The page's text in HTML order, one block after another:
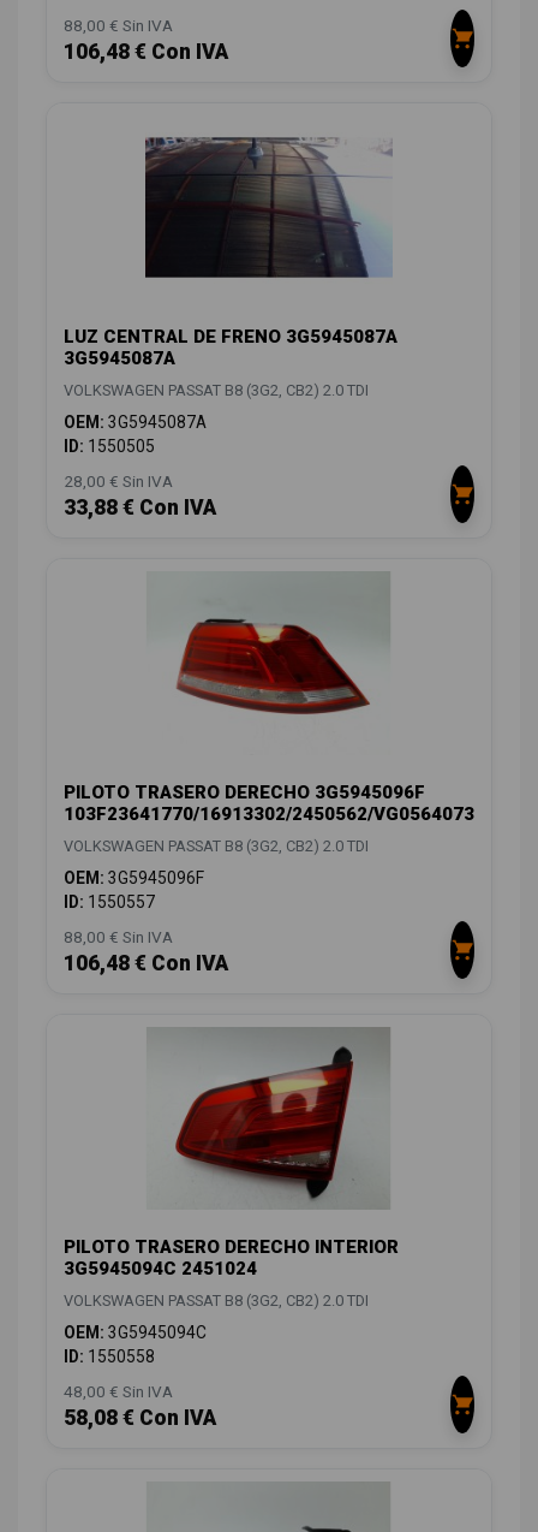
88,00 € Sin IVA
106,48 € Con IVA
LUZ CENTRAL DE FRENO 3G5945087A
3G5945087A
VOLKSWAGEN PASSAT B8 (3G2, CB2) 2.0 TDI
OEM: 3G5945087A
ID: 1550505
28,00 € Sin IVA
33,88 € Con IVA
PILOTO TRASERO DERECHO 3G5945096F
103F23641770/16913302/2450562/VG0564073
VOLKSWAGEN PASSAT B8 (3G2, CB2) 2.0 TDI
OEM: 3G5945096F
ID: 1550557
88,00 € Sin IVA
106,48 € Con IVA
PILOTO TRASERO DERECHO INTERIOR
3G5945094C 2451024
VOLKSWAGEN PASSAT B8 (3G2, CB2) 2.0 TDI
OEM: 3G5945094C
ID: 1550558
48,00 € Sin IVA
58,08 € Con IVA